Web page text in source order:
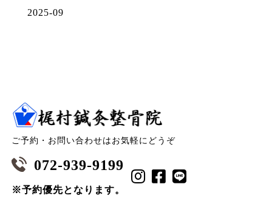
2025-09
ご予約・お問い合わせはお気軽にどうぞ
072-939-9199
※予約優先となります。